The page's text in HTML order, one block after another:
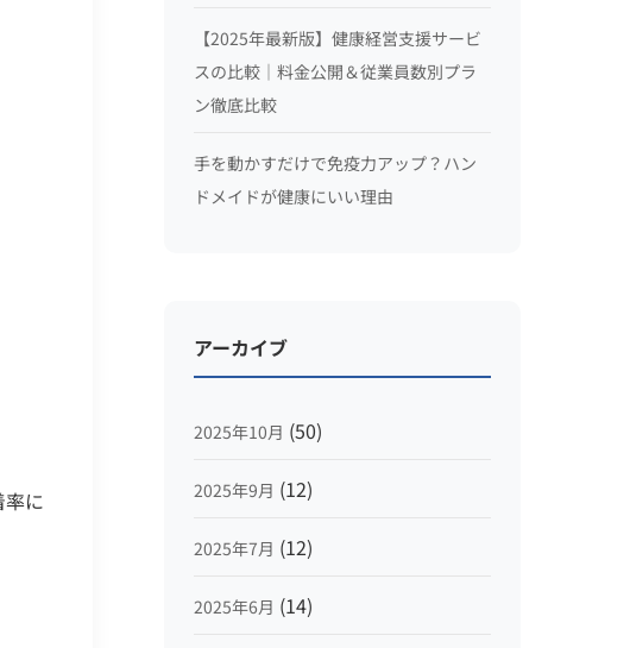
に
【2025年最新版】健康経営支援サービ
スの比較｜料金公開＆従業員数別プラ
ン徹底比較
手を動かすだけで免疫力アップ？ハン
ドメイドが健康にいい理由
アーカイブ
2025年10月 (50)
2025年9月 (12)
2025年7月 (12)
2025年6月 (14)